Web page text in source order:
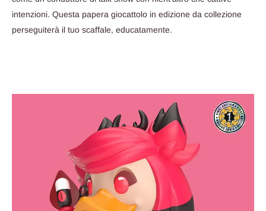
intenzioni. Questa papera giocattolo in edizione da collezione
perseguiterà il tuo scaffale, educatamente.